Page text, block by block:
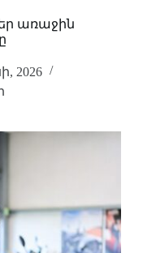
առաջին
2026